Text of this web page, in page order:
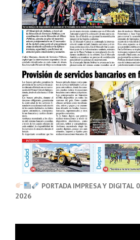
PORTADA IMPRESA Y DIGITAL
2026